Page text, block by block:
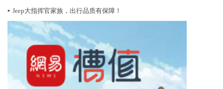
▪ Jeep大指挥官家族，出行品质有保障！